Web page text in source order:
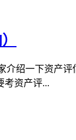
绍一下资产
考资产评...